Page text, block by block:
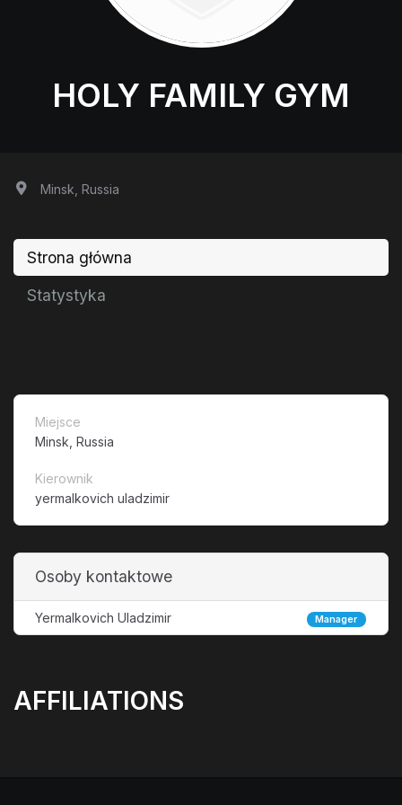
HOLY FAMILY GYM
Minsk, Russia
Strona główna
Statystyka
Miejsce
Minsk, Russia
Kierownik
yermalkovich uladzimir
Osoby kontaktowe
Yermalkovich Uladzimir Manager
AFFILIATIONS